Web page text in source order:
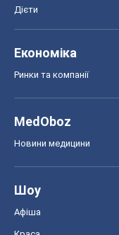
Дієти
Економіка
Ринки та компанії
MedOboz
Новини медицини
Шоу
Афіша